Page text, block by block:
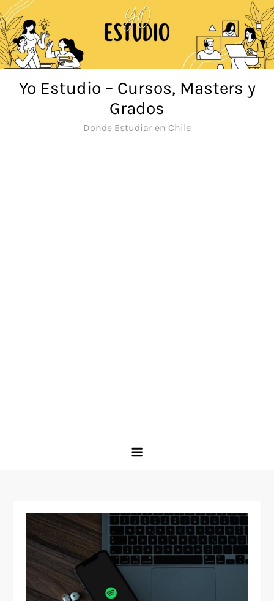
Saltar
al
contenido
Yo Estudio – Cursos, Masters y
Grados
Donde Estudiar en Chile